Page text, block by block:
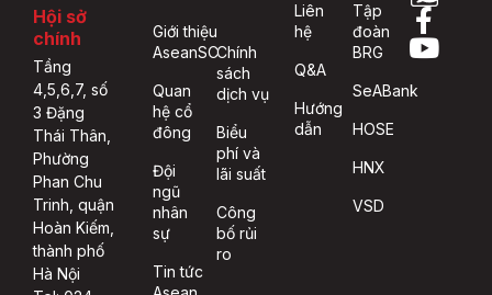
Hội sở
chính
Tầng
4,5,6,7, số
3 Đặng
Thái Thân,
Phường
Phan Chu
Trinh, quận
Hoàn Kiếm,
thành phố
Hà Nội
Giới thiệu
AseanSC
Quan
hệ cổ
đông
Đội
ngũ
nhân
sự
Tin tức
Chính
sách
dịch vụ
Biểu
phí và
lãi suất
Công
bố rủi
ro
Liên
hệ
Q&A
Hướng
dẫn
Tập
đoàn
BRG
SeABank
HOSE
HNX
VSD